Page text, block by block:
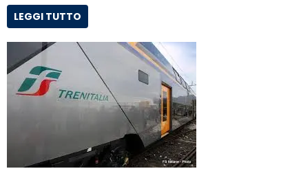
LEGGI TUTTO